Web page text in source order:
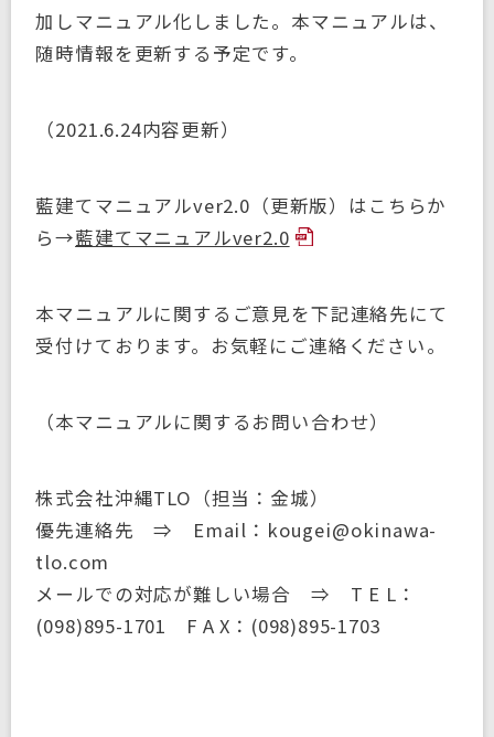
加しマニュアル化しました。本マニュアルは、
随時情報を更新する予定です。
（2021.6.24内容更新）
藍建てマニュアルver2.0（更新版）はこちらか
ら→藍建てマニュアルver2.0
本マニュアルに関するご意見を下記連絡先にて
受付けております。お気軽にご連絡ください。
（本マニュアルに関するお問い合わせ）
株式会社沖縄TLO（担当：金城）
優先連絡先 ⇒ Email：kougei@okinawa-
tlo.com
メールでの対応が難しい場合 ⇒ T E L：
(098)895-1701 F A X：(098)895-1703